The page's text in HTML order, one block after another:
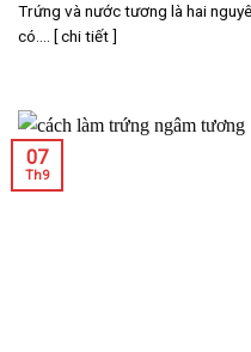
Trứng và nước tương là hai
có.... [ chi tiết ]
07
Th9